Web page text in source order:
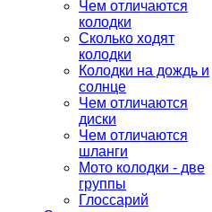
Чем отличаются
колодки
Сколько ходят
колодки
Колодки на дождь и
солнце
Чем отличаются
диски
Чем отличаются
шланги
Мото колодки - две
группы
Глоссарий